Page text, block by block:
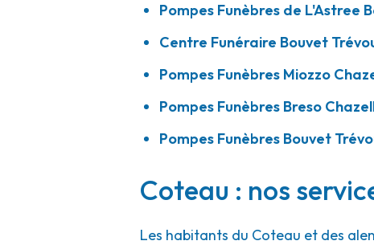
01600 Trévoux
Consulter l'agence 04 74 00 15 15
A votre écoute 24h/24 7j/7
Pompes Funèbres de L'Astree
Centre Funéraire Bouvet
Pompes Funèbres Miozzo
Pompes Funèbres Breso
Pompes Funèbres Bouvet
Coteau : nos
Les habitants du Coteau et des